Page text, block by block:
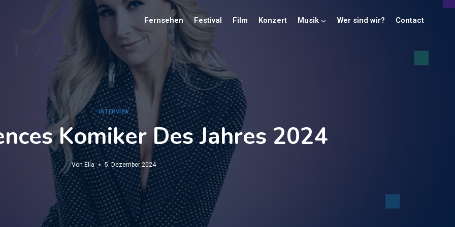
Fernsehen Festival Film Konzert Musik Wer sind wir? Contact
INTERVIEW
Komiker Des Jahres 2024
Von Ella 5. Dezember 2024